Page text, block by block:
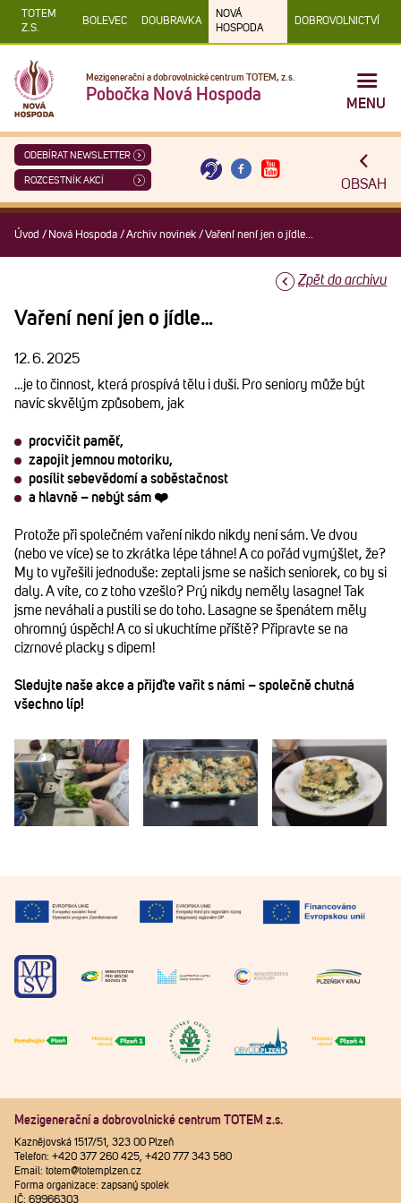
TOTEM
Z.S.
BOLEVEC DOUBRAVKA
NOVÁ
HOSPODA
DOBROVOLNICTVÍ
Mezigenerační a dobrovolnické centrum TOTEM, z.s.
Pobočka Nová Hospoda
MENU
ODEBÍRAT NEWSLETTER
ROZCESTNÍK AKCÍ OBSAH
Úvod / Nová Hospoda /Archiv novinek /Vaření není jen o jídle...
Zpět do archivu
Vaření není jen o jídle…
12. 6. 2025
…je to činnost, která prospívá tělu i duši. Pro seniory může být
navíc skvělým způsobem, jak
procvičit paměť,
zapojit jemnou motoriku,
posílit sebevědomí a soběstačnost
a hlavně –nebýt sám❤️
Protože při společném vaření nikdo nikdy není sám. Ve dvou
(nebo ve více) se to zkrátka lépe táhne! A co pořád vymýšlet, že?
My to vyřešili jednoduše: zeptali jsme se našich seniorek, co by si
daly. A víte, co z toho vzešlo? Prý nikdy neměly lasagne! Tak
jsme neváhali a pustili se do toho. Lasagne se špenátem měly
ohromný úspěch! A co si ukuchtíme příště? Připravte se na
cizrnové placky s dipem!
Sledujte naše akce a přijďte vařit s námi – společně chutná
všechno líp!
Mezigenerační a dobrovolnické centrum TOTEM z.s.
Kaznějovská 1517/51, 323 00 Plzeň
Telefon: +420 377 260 425, +420 777 343 580
Email: totem@totemplzen.cz
Forma organizace: zapsaný spolek
IČ: 69966303